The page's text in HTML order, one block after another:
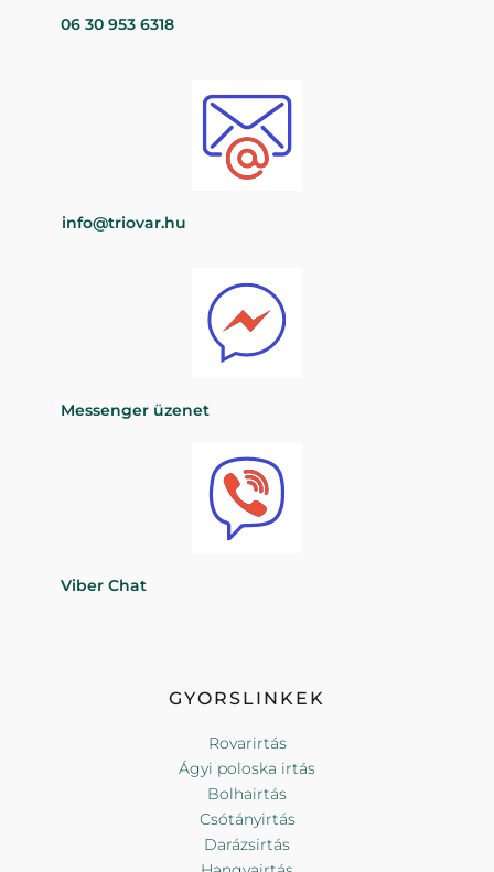
06 30 953 6318
info@triovar.hu
Messenger üzenet
Viber Chat
GYORSLINKEK
Rovarirtás
Ágyi poloska irtás
Bolhairtás
Csótányirtás
Darázsirtás